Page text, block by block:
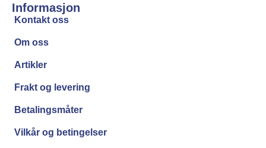
Informasjon
Kontakt oss
Om oss
Artikler
Frakt og levering
Betalingsmåter
Vilkår og betingelser